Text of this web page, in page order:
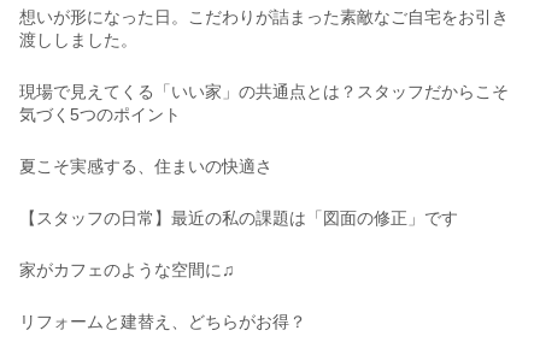
想いが形になった日。こだわりが詰まった素敵なご自宅をお引き
渡ししました。
現場で見えてくる「いい家」の共通点とは？スタッフだからこそ
気づく5つのポイント
夏こそ実感する、住まいの快適さ
【スタッフの日常】最近の私の課題は「図面の修正」です
家がカフェのような空間に♫
リフォームと建替え、どちらがお得？